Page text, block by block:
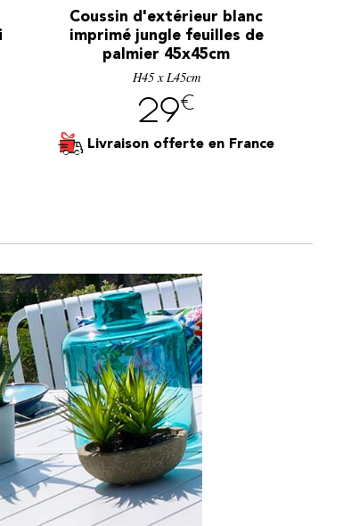
Coussin d'extérieur blanc
imprimé jungle feuilles de
palmier 45x45cm
H45 x L45cm
29€
Livraison offerte